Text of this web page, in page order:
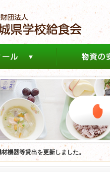
材機器等貸出を更新しました。